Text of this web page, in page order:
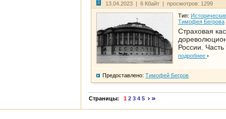
13.04.2023 | 6 Кбайт | просмотров: 1299
Тип:
Тимофея Бегрова
Страховая
России. Часть
подробнее
Предоставлено: Тимофей Бегров
Страницы: 1 2 3 4 5